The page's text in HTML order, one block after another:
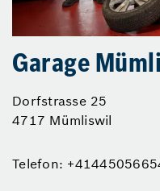
Garage
Dorfstrasse 25
4717 Mümliswil
Telefon: